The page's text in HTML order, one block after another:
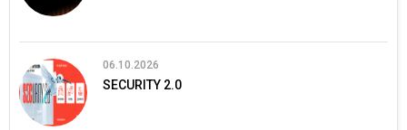
06.10.2026
SECURITY 2.0